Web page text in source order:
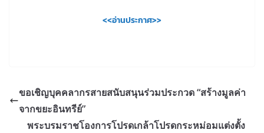
<<อ่านประกาศ>>
ขอเชิญบุคคลากรสายสนับสนุนร่วมประกวด “สร้างมูลค่า
จากขยะอินทรีย์”
พระบรมราชโองการโปรดเกล้าโปรดกระหม่อมแต่งตั้ง